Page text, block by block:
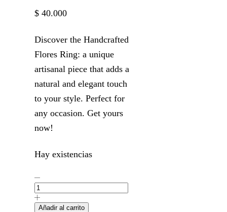
$ 40.000
Discover the Handcrafted
Flores Ring: a unique
artisanal piece that adds a
natural and elegant touch
to your style. Perfect for
any occasion. Get yours
now!
Hay existencias
Flowers
cantidad
Añadir al carrito